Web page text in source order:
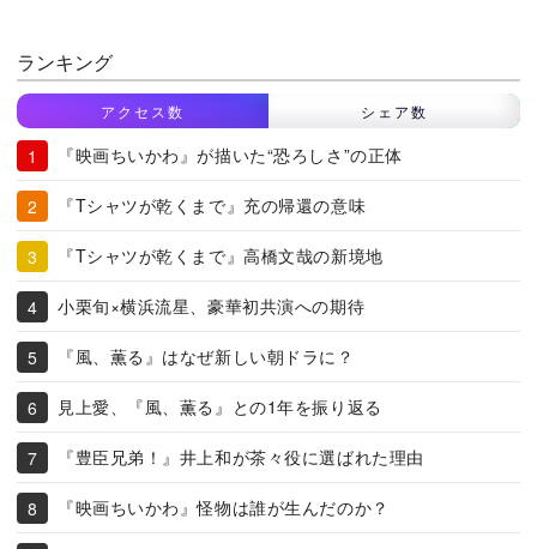
ランキング
アクセス数 シェア数
『映画ちいかわ』が描いた“恐ろしさ”の正体
『Tシャツが乾くまで』充の帰還の意味
『Tシャツが乾くまで』高橋文哉の新境地
小栗旬×横浜流星、豪華初共演への期待
『風、薫る』はなぜ新しい朝ドラに？
見上愛、『風、薫る』との1年を振り返る
『豊臣兄弟！』井上和が茶々役に選ばれた理由
『映画ちいかわ』怪物は誰が生んだのか？